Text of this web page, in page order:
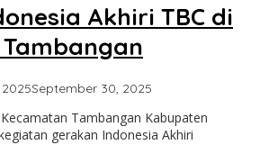
Akhiri TBC di
September 30, 2025
Tambangan Kabupaten
gerakan Indonesia Akhiri